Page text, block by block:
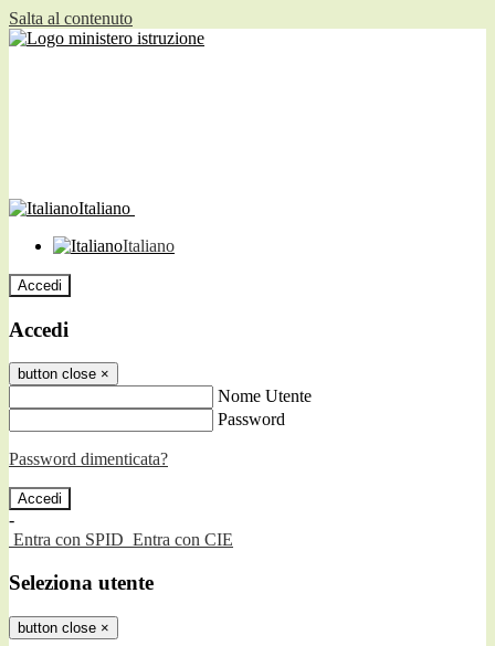
Salta al contenuto
Italiano
Italiano
Accedi
Accedi
button close ×
Nome Utente
Password
Password dimenticata?
-
Entra con SPID Entra con CIE
Seleziona utente
button close ×